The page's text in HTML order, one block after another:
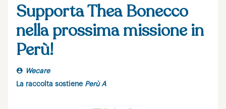
Supporta Thea Bonecco
nella prossima missione in
Perù!
Wecare
La raccolta sostiene Perù A